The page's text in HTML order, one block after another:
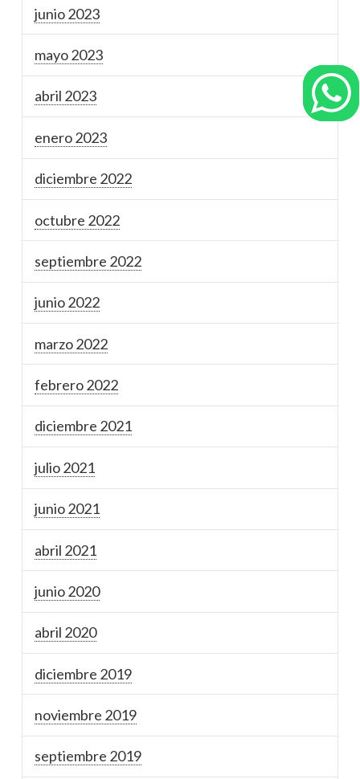
junio 2023
mayo 2023
abril 2023
enero 2023
diciembre 2022
octubre 2022
septiembre 2022
junio 2022
marzo 2022
febrero 2022
diciembre 2021
julio 2021
junio 2021
abril 2021
junio 2020
abril 2020
diciembre 2019
noviembre 2019
septiembre 2019